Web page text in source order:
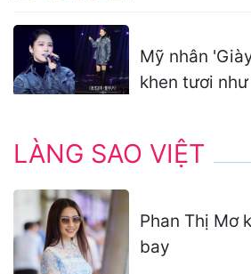
Mỹ nhân
khen tươi như
LÀNG SAO VIỆT
Phan Thị Mơ
bay